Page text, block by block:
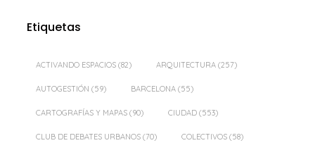
Etiquetas
ACTIVANDO ESPACIOS (82) ARQUITECTURA (257)
AUTOGESTIÓN (59) BARCELONA (55)
CARTOGRAFÍAS Y MAPAS (90) CIUDAD (553)
CLUB DE DEBATES URBANOS (70) COLECTIVOS (58)